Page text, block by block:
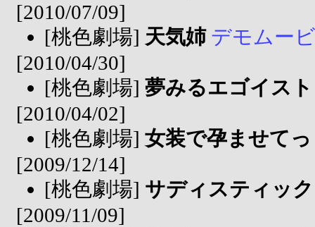
[2010/07/09]
[桃色劇場] 天気姉 デモムー
[2010/04/30]
[桃色劇場] 夢みるエゴイスト
[2010/04/02]
[桃色劇場] 女装で孕ませてっ
[2009/12/14]
[桃色劇場] サディスティッ
[2009/11/09]